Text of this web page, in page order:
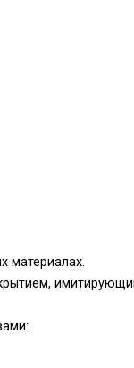
материалах.